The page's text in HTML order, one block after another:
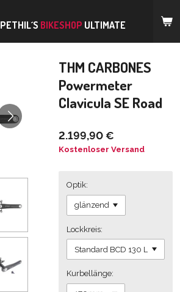
PETHIL´S BIKESHOP ULTIMATE
THM CARBONES
Powermeter
Clavicula SE Road
2.199,90 €
Kostenloser Versand
Optik:
Lockkreis:
Kurbellänge: